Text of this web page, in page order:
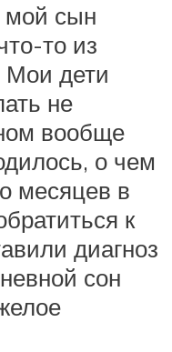
мой сын
то из
Мои дети
не
вообще
о чем
месяцев в
к
диагноз
сон